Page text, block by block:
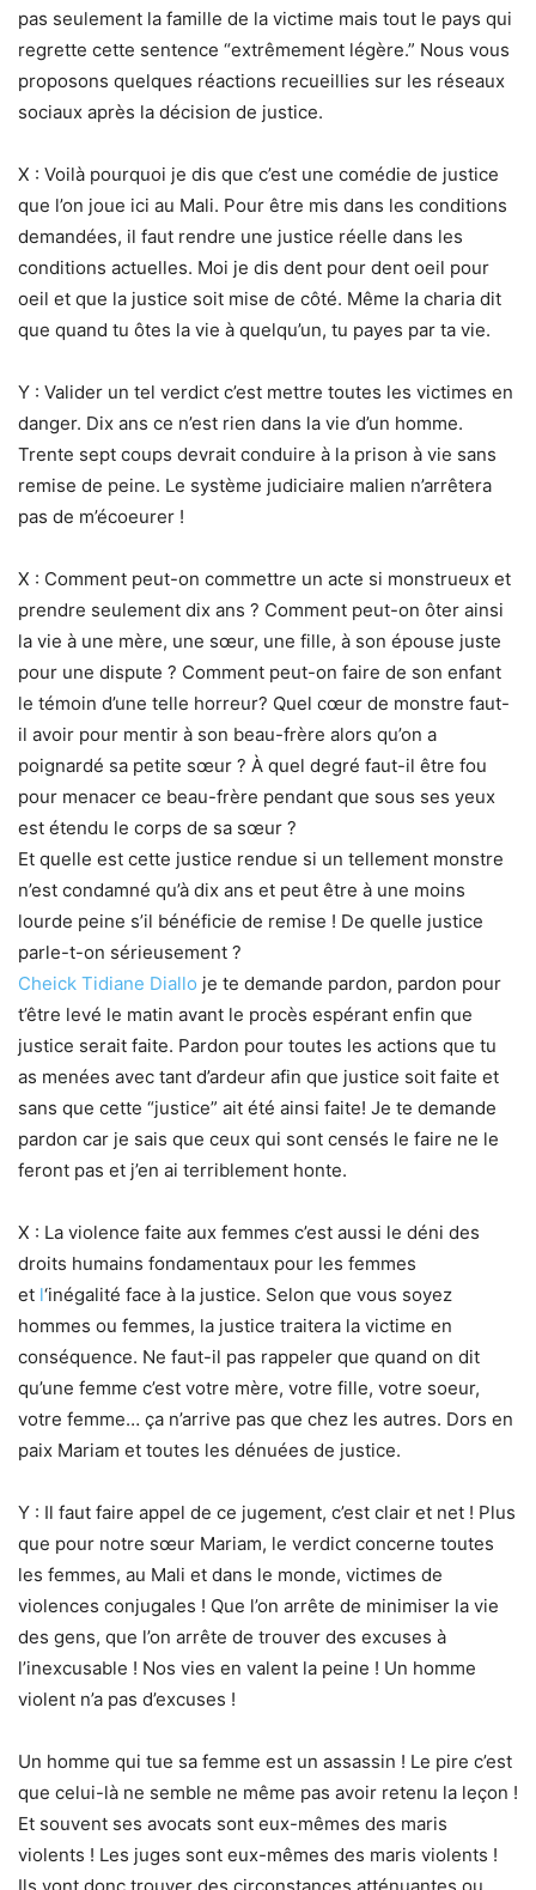
pas seulement la famille de la victime mais tout le pays qui
regrette cette sentence “extrêmement légère.” Nous vous
proposons quelques réactions recueillies sur les réseaux
sociaux après la décision de justice.
X : Voilà pourquoi je dis que c’est une comédie de justice
que l’on joue ici au Mali. Pour être mis dans les conditions
demandées, il faut rendre une justice réelle dans les
conditions actuelles. Moi je dis dent pour dent oeil pour
oeil et que la justice soit mise de côté. Même la charia dit
que quand tu ôtes la vie à quelqu’un, tu payes par ta vie.
Y : Valider un tel verdict c’est mettre toutes les victimes en
danger. Dix ans ce n’est rien dans la vie d’un homme.
Trente sept coups devrait conduire à la prison à vie sans
remise de peine. Le système judiciaire malien n’arrêtera
pas de m’écoeurer !
X : Comment peut-on commettre un acte si monstrueux et
prendre seulement dix ans ? Comment peut-on ôter ainsi
la vie à une mère, une sœur, une fille, à son épouse juste
pour une dispute ? Comment peut-on faire de son enfant
le témoin d’une telle horreur? Quel cœur de monstre faut-
il avoir pour mentir à son beau-frère alors qu’on a
poignardé sa petite sœur ? À quel degré faut-il être fou
pour menacer ce beau-frère pendant que sous ses yeux
est étendu le corps de sa sœur ?
Et quelle est cette justice rendue si un tellement monstre
n’est condamné qu’à dix ans et peut être à une moins
lourde peine s’il bénéficie de remise ! De quelle justice
parle-t-on sérieusement ?
Cheick Tidiane Diallo je te demande pardon, pardon pour
t’être levé le matin avant le procès espérant enfin que
justice serait faite. Pardon pour toutes les actions que tu
as menées avec tant d’ardeur afin que justice soit faite et
sans que cette “justice” ait été ainsi faite! Je te demande
pardon car je sais que ceux qui sont censés le faire ne le
feront pas et j’en ai terriblement honte.
X : La violence faite aux femmes c’est aussi le déni des
droits humains fondamentaux pour les femmes
et l‘inégalité face à la justice. Selon que vous soyez
hommes ou femmes, la justice traitera la victime en
conséquence. Ne faut-il pas rappeler que quand on dit
qu’une femme c’est votre mère, votre fille, votre soeur,
votre femme… ça n’arrive pas que chez les autres. Dors en
paix Mariam et toutes les dénuées de justice.
Y : Il faut faire appel de ce jugement, c’est clair et net ! Plus
que pour notre sœur Mariam, le verdict concerne toutes
les femmes, au Mali et dans le monde, victimes de
violences conjugales ! Que l’on arrête de minimiser la vie
des gens, que l’on arrête de trouver des excuses à
l’inexcusable ! Nos vies en valent la peine ! Un homme
violent n’a pas d’excuses !
Un homme qui tue sa femme est un assassin ! Le pire c’est
que celui-là ne semble ne même pas avoir retenu la leçon !
Et souvent ses avocats sont eux-mêmes des maris
violents ! Les juges sont eux-mêmes des maris violents !